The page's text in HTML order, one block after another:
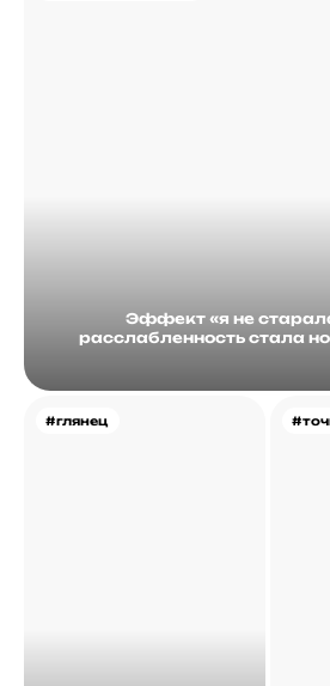
Эффект «я не
расслабленность стала
#глянец